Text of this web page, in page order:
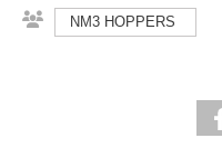
NM3 HOPPERS